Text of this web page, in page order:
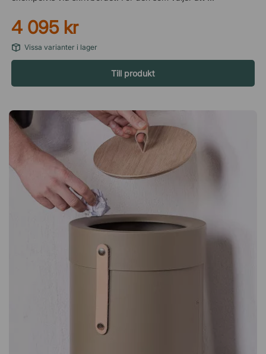
färg som gör det enkelt att flytta dem vid behov. Lock och
droppskydd som tillbehör Med Bin There får du en snygg
lösning för källsortering och avfallshantering på kontoret. För
att ytterligare förbättra användningen finns tillbehör som lock
och droppskydd, det hjälper till att hålla lukter borta och
skyddar mot eventuellt vätskespill. Använd som blomkruka Du
blomkruka. Ihop med vagnen blir soptunnan ett elegant och
smart sätt att öka grönskan på kontoret eller i loungen. Bin
There Large är en modern papperskorg med stiliga
läderdetaljer. Den kommer utan lock och finns i flera färger
och varianter – singel, dubbel samt med eller utan vagn.
Rymmer 54 liter. Detaljer i naturgarvat läder. Gjord i lackerad
stålplåt. Kan användas som blomkruka.
4 095 kr
Vissa varianter i lager
Till produkt